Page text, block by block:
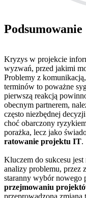
Podsumowanie
Kryzys w projekcie
wyzwań, przed jakimi
Problemy z
terminów to poważne
pierwszą reakcją
obecnym partnerem,
często niezbędnej
choć obarczony
porażka, lecz jako
ratowanie projektu IT.
Kluczem do sukcesu jest
analizy problemu, przez
staranny wybór nowego
przejmowaniu